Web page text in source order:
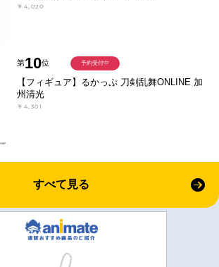
￥4,020
第10位
【フィギュア】るかっぷ 刀剣乱舞ONLINE 加
州清光
￥4,301
予約受付中
すべて見る